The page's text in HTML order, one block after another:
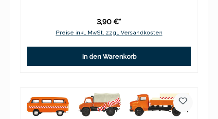
3,90 €*
Preise inkl. MwSt. zzgl. Versandkosten
In den Warenkorb